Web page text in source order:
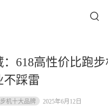
618高性价比跑
不踩雷
机十大品牌 2025年6月12日